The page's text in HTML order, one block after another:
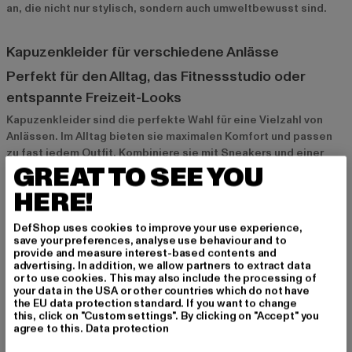
an, die nicht nur stylisch, sondern auch umweltbewusst sind.
Kapuzenkleider für verschiedene Anlässe
Perfekt für den Alltag, das Fitnessstudio oder
entspannte Freizeit-Looks
Kapuzenkleider sind die perfekte Wahl für eine Vielzahl von
Anlässen. Im Alltag bieten sie maximalen Komfort und passen
zu fast jedem Outfit. Kombiniere sie mit Sneakers und einer
Crossbody-Tasche für einen entspannten Freizeit-Look. Auch
im Fitnessstudio oder bei sportlichen Aktivitäten sind
Kapuzenkleider eine stylische Option – kombiniert mit
Bequemlichkeit. Für entspannte Freizeit-Looks kannst du dein
Kapuzenkleid mit einer lässigen Jacke und Boots kombinieren,
um cool und stylisch auszusehen.
Die ideale Wahl für lässige und stylische Outfits
Wenn du auf der Suche nach einem Kleidungsstück bist, das
GREAT TO SEE YOU
HERE!
DefShop uses cookies to improve your use experience,
save your preferences, analyse use behaviour and to
provide and measure interest-based contents and
advertising. In addition, we allow partners to extract data
or to use cookies. This may also include the processing of
your data in the USA or other countries which do not have
the EU data protection standard. If you want to change
this, click on "Custom settings". By clicking on "Accept" you
agree to this. Data protection